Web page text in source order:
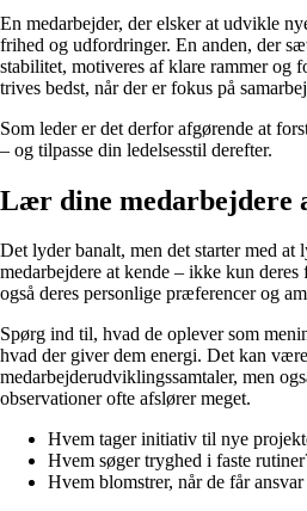
En medarbejder, der elsker at udvikle
frihed og udfordringer. En anden, der
stabilitet, motiveres af klare rammer og
trives bedst, når der er fokus på
Som leder er det derfor afgørende at
– og tilpasse din ledelsesstil derefter.
Lær dine medarbejdere
Det lyder banalt, men det starter med
medarbejdere at kende – ikke kun
også deres personlige præferencer og
Spørg ind til, hvad de oplever som
hvad der giver dem energi. Det kan
medarbejderudviklingssamtaler, men
observationer ofte afslører meget.
Hvem tager initiativ til nye
Hvem søger tryghed i faste
Hvem blomstrer, når de får